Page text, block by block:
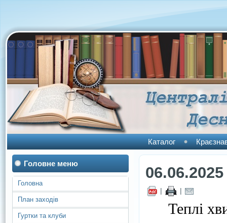
Каталог
Головне меню
Головна
План заходів
Гуртки та клуби
06.06.2025
| |
Теплі